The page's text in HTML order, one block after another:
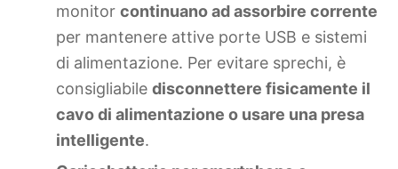
monitor continuano ad assorbire corrente
per mantenere attive porte USB e sistemi
di alimentazione. Per evitare sprechi, è
consigliabile disconnettere fisicamente il
cavo di alimentazione o usare una presa
intelligente.